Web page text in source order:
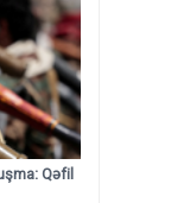
Qəfil